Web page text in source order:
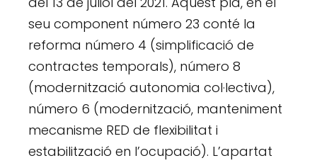
seu component número 23 conté la
reforma número 4 (simplificació de
contractes temporals), número 8
(modernització autonomia col·lectiva),
número 6 (modernització, manteniment
mecanisme RED de flexibilitat i
estabilització en l’ocupació). L’apartat